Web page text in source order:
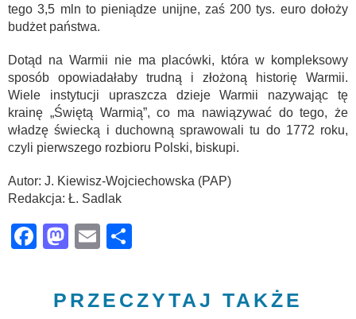
tego 3,5 mln to pieniądze unijne, zaś 200 tys. euro dołoży
budżet państwa.
Dotąd na Warmii nie ma placówki, która w kompleksowy
sposób opowiadałaby trudną i złożoną historię Warmii.
Wiele instytucji upraszcza dzieje Warmii nazywając tę
krainę „Świętą Warmią”, co ma nawiązywać do tego, że
władzę świecką i duchowną sprawowali tu do 1772 roku,
czyli pierwszego rozbioru Polski, biskupi.
Autor: J. Kiewisz-Wojciechowska (PAP)
Redakcja: Ł. Sadlak
Facebook
Mastodon
Email
PRZECZYTAJ TAKŻE